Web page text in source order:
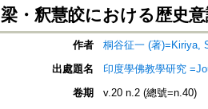
梁・釈慧皎における歴史
作者
桐谷征一 (著)=Kiriya,
出處題名
印度學佛教學研究
卷期
v.20 n.2 (總號=n.40)